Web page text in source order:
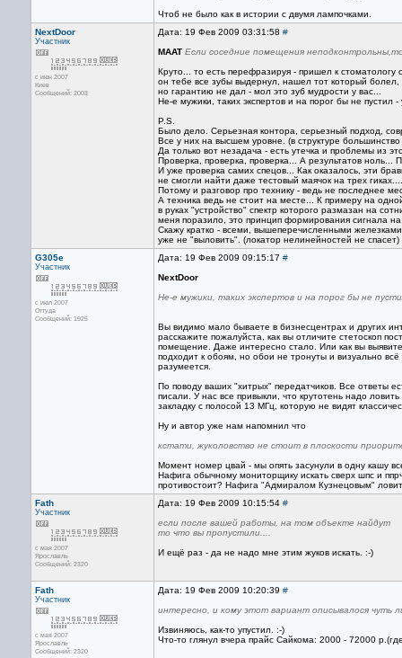
Чтоб не было как в истории с двумя лампочками.
NextDoor
Участник
с июн 2007
Киев
Сообщений: 2003
Дата: 19 Фев 2009 03:31:58 #
MAAT Если соседние помещения
Круто... то есть перефразируя - пришел к стоматологу
он тебе все зубы выдернул, нашел тот который болел,
но гарантию не дал - мол это зуб мудрости у вас...
Не-е мужики, таких экспертов и на порог бы не пустил -
P.S.
Было дело. Серьезная контора, серьезный подход,
Все у них на высшем уровне. (в структуре
Да только вот незадача - есть утечка и проблемы из
Проверка, проверка, проверка... А результатов ноль...
И уже проверка самих спецов... Как оказалось, эти
не смогли найти даже тестовый маячок на трех гиках....
Потому и разговор про технику - ведь не последнее
А техника ведь не стоит на месте... К примеру на
в руках "устройство" спектр которого размазан на
меня поразило, это принцип формирования сигнала на
Скажу кратко - всеми, вышеперечисленными
уже не "выловить". (локатор нелинейностей не
G305e
Участник
с июл 2007
Оттуда
Сообщений: 1925
Дата: 19 Фев 2009 09:15:17 #
NextDoor
Не-е мужики, таких экспертов и на порог бы не
Вы видимо мало бываете в бизнесцентрах и других
расскажите пожалуйста, как вы отличите стетоскоп
помещение. Даже интересно стало. Или как вы
подходит к обоям, но обои не тронуты и визуально
разумеется.
По поводу ваших "хитрых" передатчиков. Все ответы
писали. У нас все привыкли, что крутотень надо
закладку с полосой 13 МГц, которую не видят
Ну и автор уже нам напомнил что
кстати, жуколовство не стоит в плоскости
Момент номер цвай - мы опять засунули в одну кашу
Нафига обычному мониторщику искать сверх шпс и
противостоит? Нафига "Адмиралом Кузнецовым"
Fath
Участник
с мая 2007
Ярославль
Сообщений: 2320
Дата: 19 Фев 2009 10:15:54 #
если после вашей работы, на том объекте найдут
то что вы пропустили....
И ещё раз - да не надо мне этим жуков искать. :-)
Fath
Участник
с мая 2007
Ярославль
Сообщений: 2320
Дата: 19 Фев 2009 10:20:39 #
интересно, и кому этот вариант описывалося чуть
Извиняюсь, как-то упустил. :-)
Что-то глянул вчера прайс Сайкома: 2000 - 72000